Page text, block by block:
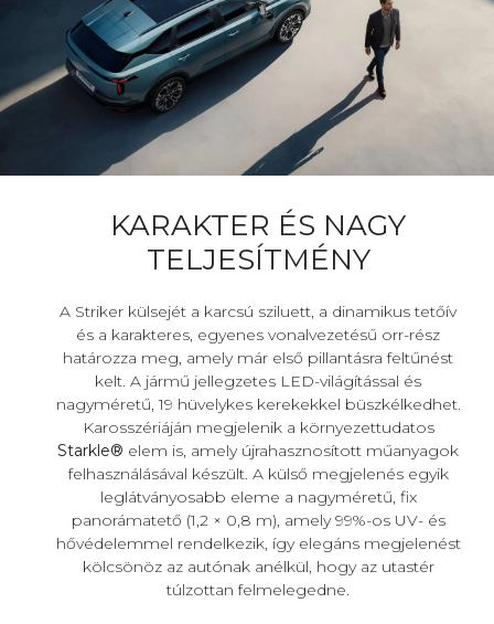
KARAKTER ÉS NAGY
TELJESÍTMÉNY
A Striker külsejét a karcsú sziluett, a dinamikus tetőív
és a karakteres, egyenes vonalvezetésű orr-rész
határozza meg, amely már első pillantásra feltűnést
kelt. A jármű jellegzetes LED-világítással és
nagyméretű, 19 hüvelykes kerekekkel büszkélkedhet.
Karosszériáján megjelenik a környezettudatos
Starkle® elem is, amely újrahasznosított műanyagok
felhasználásával készült. A külső megjelenés egyik
leglátványosabb eleme a nagyméretű, fix
panorámatető (1,2 × 0,8 m), amely 99%-os UV- és
hővédelemmel rendelkezik, így elegáns megjelenést
kölcsönöz az autónak anélkül, hogy az utastér
túlzottan felmelegedne.